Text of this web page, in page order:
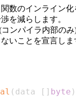
関数のインライン
を減らします。
コンパイラ内部の
いことを宣言しま
( data [ ] byte )